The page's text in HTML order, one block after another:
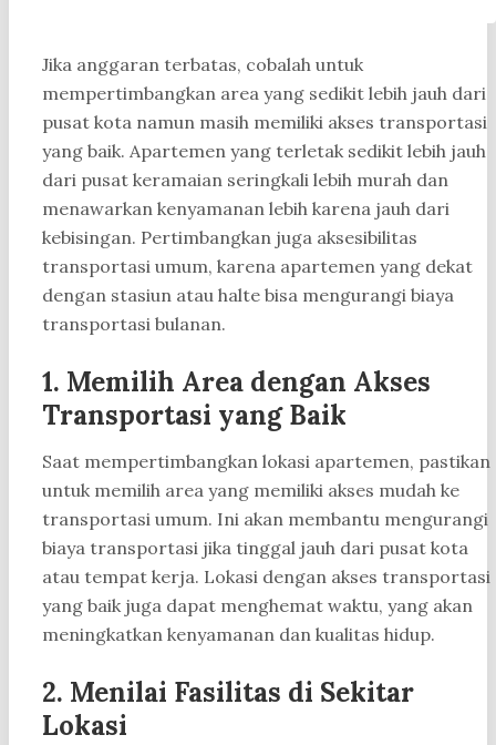
Jika anggaran terbatas, cobalah untuk
mempertimbangkan area yang sedikit lebih jauh dari
pusat kota namun masih memiliki akses transportasi
yang baik. Apartemen yang terletak sedikit lebih jauh
dari pusat keramaian seringkali lebih murah dan
menawarkan kenyamanan lebih karena jauh dari
kebisingan. Pertimbangkan juga aksesibilitas
transportasi umum, karena apartemen yang dekat
dengan stasiun atau halte bisa mengurangi biaya
transportasi bulanan.
1. Memilih Area dengan Akses
Transportasi yang Baik
Saat mempertimbangkan lokasi apartemen, pastikan
untuk memilih area yang memiliki akses mudah ke
transportasi umum. Ini akan membantu mengurangi
biaya transportasi jika tinggal jauh dari pusat kota
atau tempat kerja. Lokasi dengan akses transportasi
yang baik juga dapat menghemat waktu, yang akan
meningkatkan kenyamanan dan kualitas hidup.
2. Menilai Fasilitas di Sekitar
Lokasi